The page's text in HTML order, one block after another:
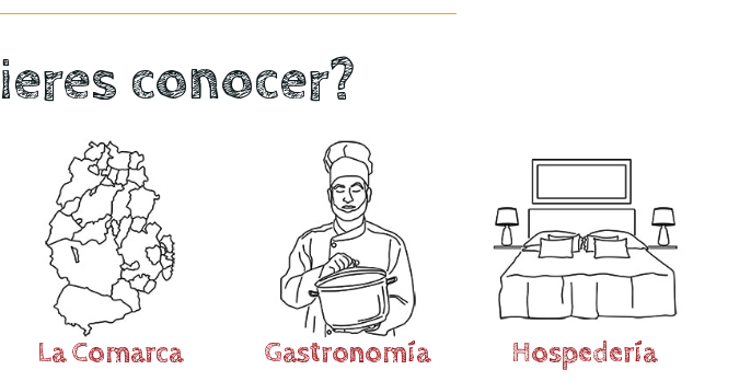
conocer?
La Comarca Gastronomía Hospedería